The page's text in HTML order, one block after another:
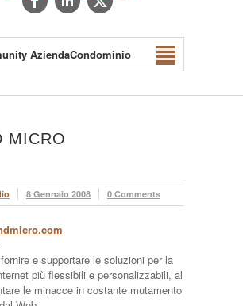
AziendaCondominio
MICRO
8 Gennaio 2008 0 Comments
e supportare le soluzioni per la
più flessibili e personalizzabili, al
le minacce in costante mutamento